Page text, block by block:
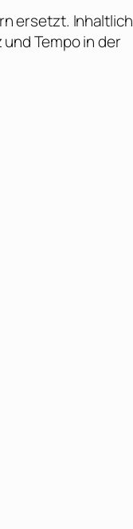
ersetzt. Inhaltlich
Tempo in der